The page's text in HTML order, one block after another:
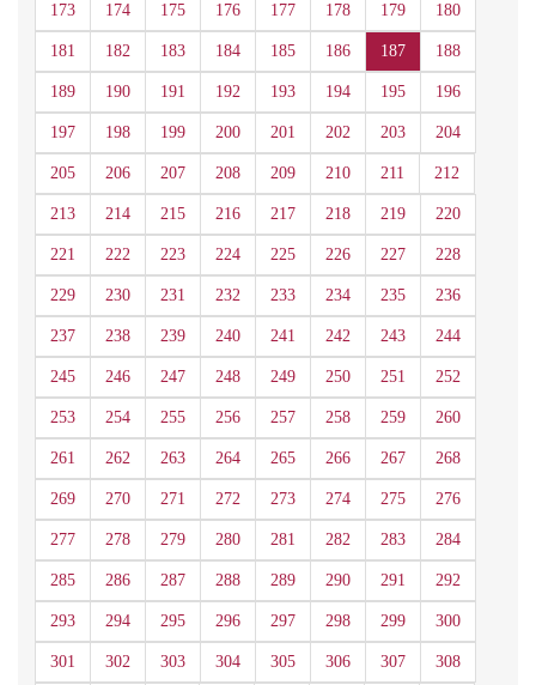
173 174 175 176 177 178 179 180
181 182 183 184 185 186 187 188
189 190 191 192 193 194 195 196
197 198 199 200 201 202 203 204
205 206 207 208 209 210 211 212
213 214 215 216 217 218 219 220
221 222 223 224 225 226 227 228
229 230 231 232 233 234 235 236
237 238 239 240 241 242 243 244
245 246 247 248 249 250 251 252
253 254 255 256 257 258 259 260
261 262 263 264 265 266 267 268
269 270 271 272 273 274 275 276
277 278 279 280 281 282 283 284
285 286 287 288 289 290 291 292
293 294 295 296 297 298 299 300
301 302 303 304 305 306 307 308